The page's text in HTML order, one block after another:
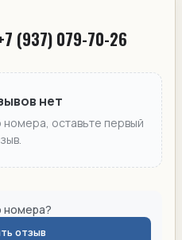
(937) 079-70-26
нет
номера, оставьте первый
номера?
отзыв